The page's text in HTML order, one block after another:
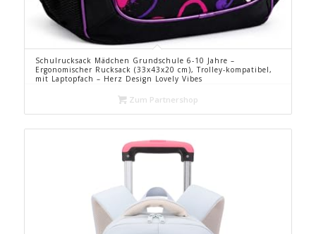
Schulrucksack Mädchen Grundschule 6-10 Jahre –
Ergonomischer Rucksack (33x43x20 cm), Trolley-kompatibel,
mit Laptopfach – Herz Design Lovely Vibes
Zum Partnershop